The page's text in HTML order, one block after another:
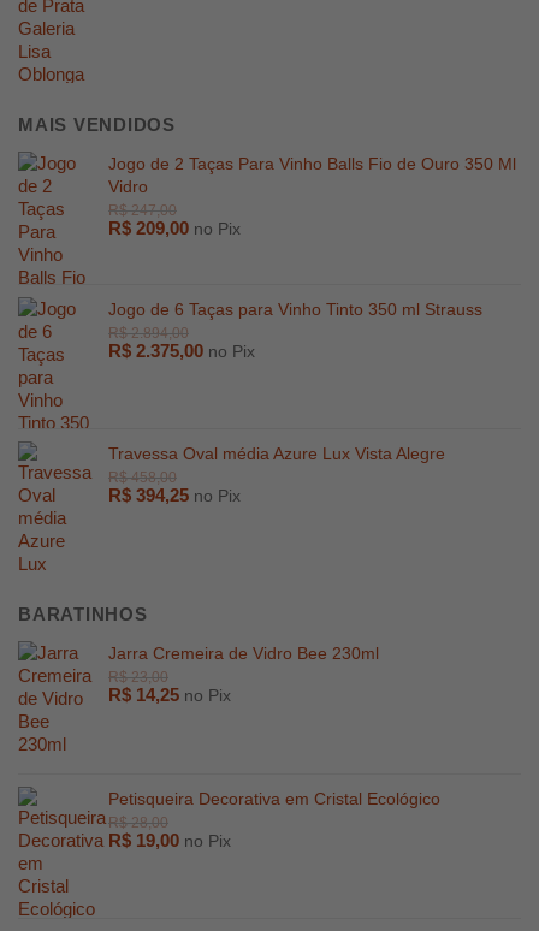
MAIS VENDIDOS
Jogo de 2 Taças Para Vinho Balls Fio de Ouro 350 Ml
Vidro
R$ 209,00 no Pix
Jogo de 6 Taças para Vinho Tinto 350 ml Strauss
R$ 2.375,00 no Pix
Travessa Oval média Azure Lux Vista Alegre
R$ 394,25 no Pix
BARATINHOS
Jarra Cremeira de Vidro Bee 230ml
R$ 14,25 no Pix
Petisqueira Decorativa em Cristal Ecológico
R$ 19,00 no Pix